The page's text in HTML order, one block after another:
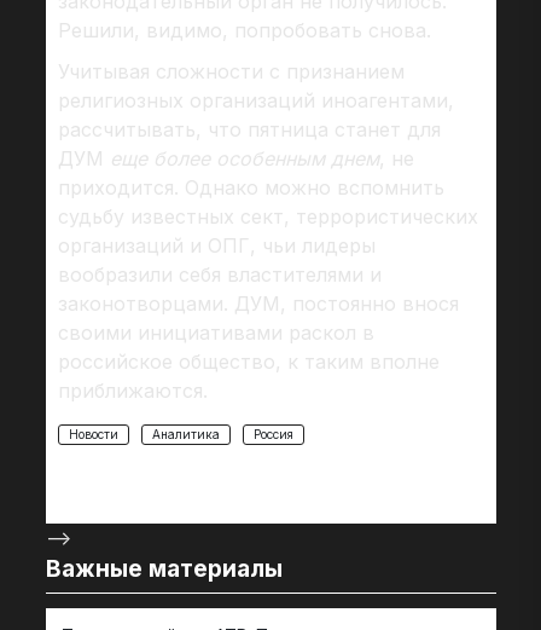
Решили, видимо, попробовать снова.
Учитывая сложности с признанием
религиозных организаций иноагентами,
рассчитывать, что пятница станет для
ДУМ еще более особенным днем, не
приходится. Однако можно вспомнить
судьбу известных сект, террористических
организаций и ОПГ, чьи лидеры
вообразили себя властителями и
законотворцами. ДУМ, постоянно внося
своими инициативами раскол в
российское общество, к таким вполне
приближаются.
Новости Аналитика Россия
-->
Важные материалы